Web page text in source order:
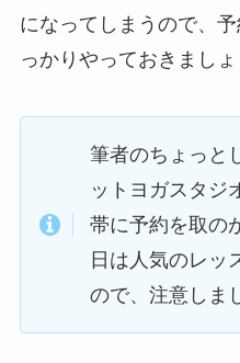
になってしまうので、
っかりやっておきましょ
筆者のちょっと
ットヨガスタジ
帯に予約を取の
日は人気のレッ
ので、注意しま